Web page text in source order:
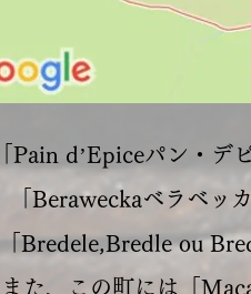
Pain d’Epiceパン・デ
Beraweckaベラベッ
Bredele,Bredle ou
た、この町には「